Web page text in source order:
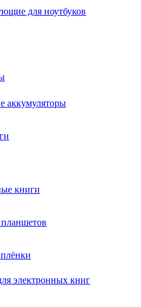
для ноутбуков
аккумуляторы
книги
электронных книг